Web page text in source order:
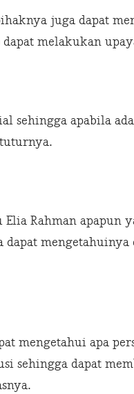
juga dapat
melakukan
sehingga apabila
Rahman apapun
dapat
mengetahui apa
sehingga dapat